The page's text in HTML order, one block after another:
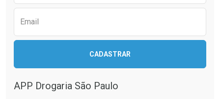
Comprar sem Desconto
Por R$ 36,72/cada
Comprar sem Desconto
Por R$ 36,72/cada
Comprar sem Desconto
Comprar sem Desconto
Email
CADASTRAR
APP Drogaria São Paulo